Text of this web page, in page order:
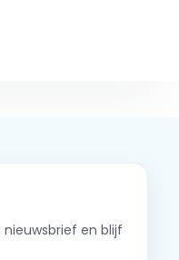
nieuwsbrief en blijf